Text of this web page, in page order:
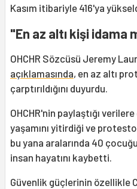
Kasım itibariyle 416'ya
"En az altı kişi idama
OHCHR Sözcüsü Jeremy
açıklamasında, en az altı
çarptırıldığını duyurdu.
OHCHR'nin paylaştığı
yaşamını yitirdiği ve
bu yana aralarında 40
insan hayatını kaybetti.
Güvenlik güçlerinin özellikle